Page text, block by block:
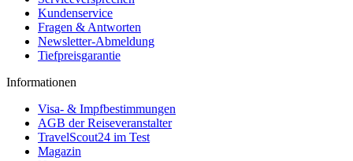
Kundenservice
Fragen & Antworten
Newsletter-Abmeldung
Tiefpreisgarantie
Informationen
Visa- & Impfbestimmungen
AGB der Reiseveranstalter
TravelScout24 im Test
Magazin